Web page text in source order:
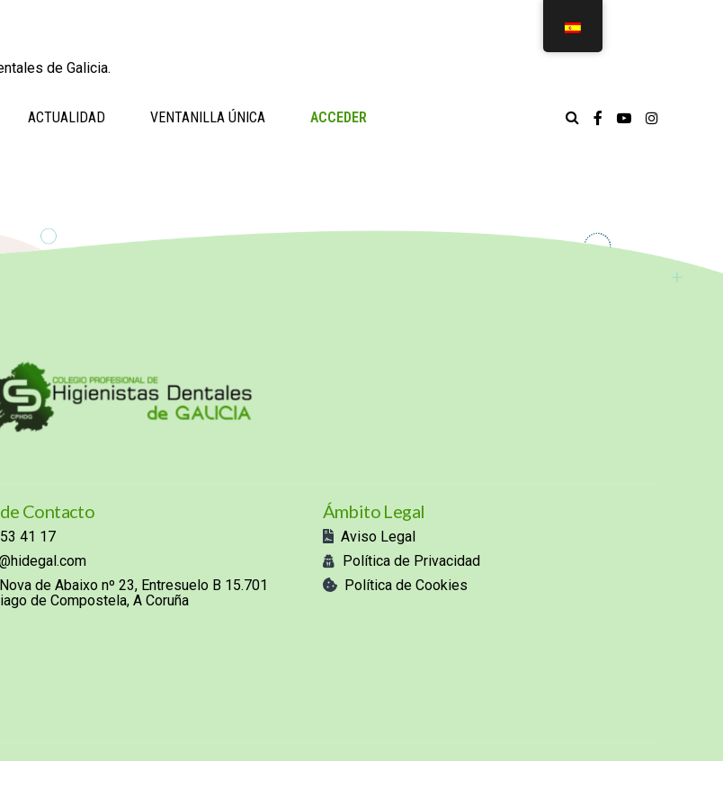
ACTUALIDAD VENTANILLA ÚNICA ACCEDER
de Galicia.
Contacto
41 17
Nova de Abaixo nº 23, Entresuelo B 15.701
de Compostela, A Coruña
Ámbito Legal
Aviso Legal
Política de Privacidad
Política de Cookies